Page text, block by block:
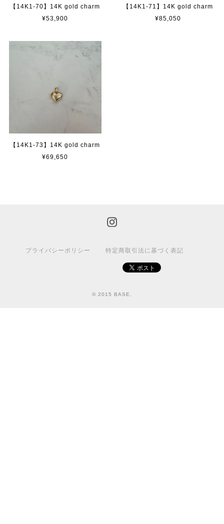
【14K1-70】14K gold charm
¥53,900
【14K1-71】14K gold charm
¥85,050
【14K1-73】14K gold charm
¥69,650
プライバシーポリシー 特定商取引法に基づく表記
© 2015 BASE.